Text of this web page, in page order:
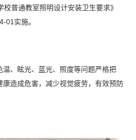
普通教室照明设计安装卫生要求》
01实施。
温、眩光、蓝光、照度等问题严格把
造成危害，减少视觉疲劳，有效预防